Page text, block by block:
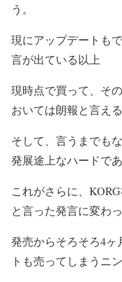
う。
現にアップデートも
言が出ている以上
現時点で買って、そ
おいては朗報と言え
そして、言うまでも
発展途上なハードで
これがさらに、
と言った発言に変わ
発売からそろそろ4ヶ
トも売ってしまうニ